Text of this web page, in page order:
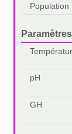
Population
Paramètres
pH
GH